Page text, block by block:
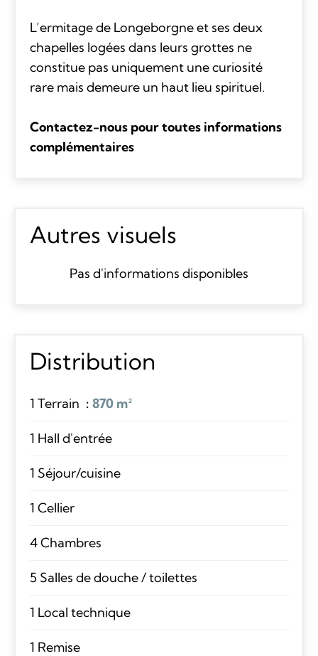
L’ermitage de Longeborgne et ses deux
chapelles logées dans leurs grottes ne
constitue pas uniquement une curiosité
rare mais demeure un haut lieu spirituel.
Contactez-nous pour toutes informations
complémentaires
Autres visuels
Pas d'informations disponibles
Distribution
1 Terrain 870 m²
1 Hall d'entrée
1 Séjour/cuisine
1 Cellier
4 Chambres
5 Salles de douche / toilettes
1 Local technique
1 Remise